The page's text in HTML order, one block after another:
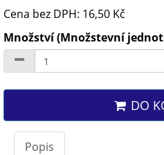
Cena bez DPH: 16,50 Kč
Množství (Množstevní
DO
Popis